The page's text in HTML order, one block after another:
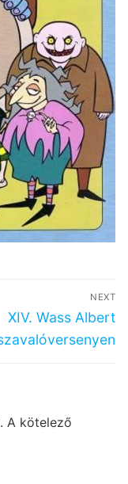
NEXT
Next
post:
XIV. Wass Albert
A kötelező